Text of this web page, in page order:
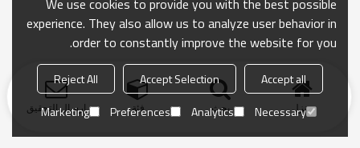
منزل بحث فئة ارسال التحقيق
experience. They also allow us to analyze user behavior in
order to constantly improve the website for you.
Accept all
Accept Selection
Reject All
Necessary
Analytics
Preferences
Marketing